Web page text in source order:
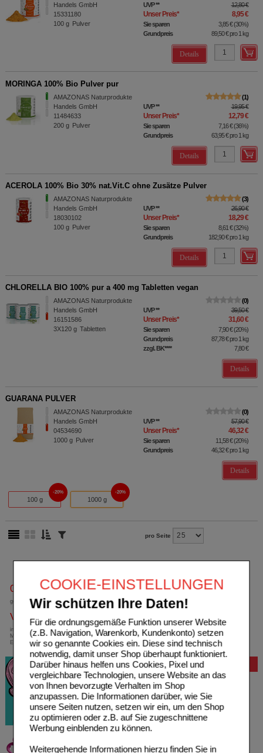
COOKIE-EINSTELLUNGEN
Wir schützen Ihre Daten!
Für die ordnungsgemäße Funktion unserer Website
(z.B. Navigation, Warenkorb, Kundenkonto) setzen
wir so genannte Cookies ein. Diese sind technisch
notwendig, damit unser Shop überhaupt funktioniert.
Darüber hinaus helfen uns Cookies, Pixel und
vergleichbare Technologien, unsere Website an das
von Ihnen bevorzugte Verhalten im Shop
anzupassen. Die Informationen darüber, wie Sie
unsere Seiten nutzen, setzen wir ein, um den Shop
zu optimieren oder z.B. auf Sie zugeschnittene
Werbung einblenden zu können.
Weitergehende Informationen hierzu finden Sie in
Handels GmbH
15331180
100 g Pulver
UVP** 12,80 €
Unser Preis* 8,95 €
Sie sparen 3,85 €(30%)
Grundpreis
89,50 €pro 1 kg
Details
MORINGA 100% Bio Pulver pur
AMAZONAS Naturprodukte
Handels GmbH
11484633
200 g Pulver
1
UVP** 19,95 €
Unser Preis* 12,79 €
Sie sparen 7,16 €(36%)
Grundpreis
63,95 €pro 1 kg
Details
ACEROLA 100% Bio 30% nat.Vit.C ohne Zusätze Pulver
AMAZONAS Naturprodukte
Handels GmbH
18030102
100 g Pulver
3
UVP** 26,90 €
Unser Preis* 18,29 €
Sie sparen 8,61 €(32%)
Grundpreis
182,90 €pro 1 kg
Details
CHLORELLA BIO 100% pur a 400 mg Tabletten vegan
AMAZONAS Naturprodukte
Handels GmbH
16151586
3X120 g Tabletten
0
UVP** 39,50 €
Unser Preis* 31,60 €
Sie sparen 7,90 €(20%)
Grundpreis
87,78 €pro 1 kg
zzgl. BK**** 7,80 €
Details
GUARANA PULVER
AMAZONAS Naturprodukte
Handels GmbH
04534690
1000 g Pulver
0
UVP** 57,90 €
Unser Preis* 46,32 €
Sie sparen 11,58 €(20%)
Grundpreis
46,32 €pro 1 kg
Details
100 g
20%
1000 g
20%
pro Seite
0800-10 11 422
gebührenfreie Rufnummer
Versandkostenfrei
innerhalb Deutschlands bei einem
Mindestbestellwert von 13,99 Euro oder bei
Einsendung eines Kassenrezeptes
Bewertung